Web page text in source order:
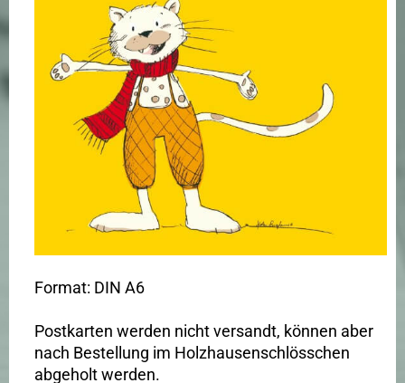
Format: DIN A6
Postkarten werden nicht versandt, können aber
nach Bestellung im Holzhausenschlösschen
abgeholt werden.